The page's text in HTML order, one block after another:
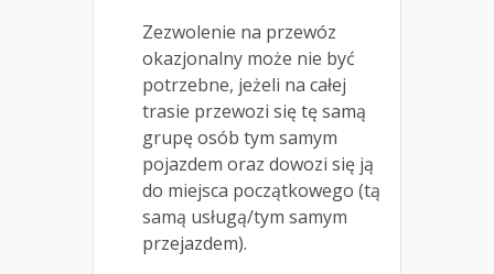
Zezwolenie na przewóz
okazjonalny może nie być
potrzebne, jeżeli na całej
trasie przewozi się tę samą
grupę osób tym samym
pojazdem oraz dowozi się ją
do miejsca początkowego (tą
samą usługą/tym samym
przejazdem).